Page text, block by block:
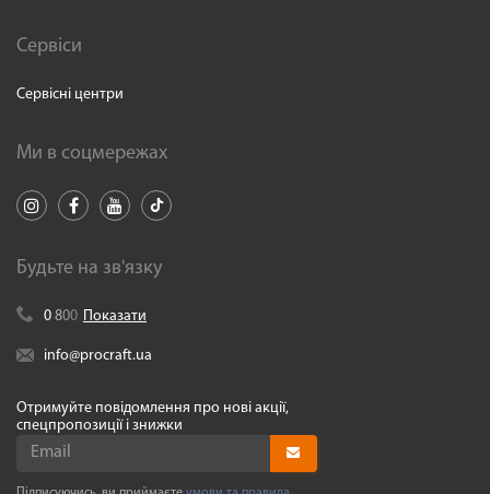
Сервіси
Сервісні центри
Ми в соцмережах
Будьте на зв'язку
0 800 Показати
info@procraft.ua
Отримуйте повідомлення про нові акції,
спецпропозиції і знижки